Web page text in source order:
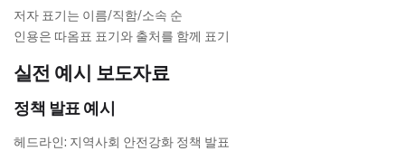
저자 표기는 이름/직함/소속 순
인용은 따옴표 표기와 출처를 함께 표기
실전 예시 보도자료
정책 발표 예시
헤드라인: 지역사회 안전강화 정책 발표